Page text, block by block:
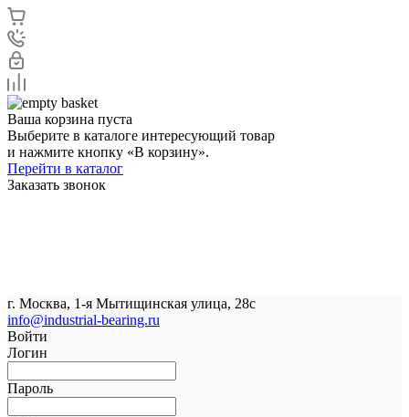
Ваша корзина пуста
Выберите в каталоге интересующий товар
и нажмите кнопку «В корзину».
Перейти в каталог
Заказать звонок
г. Москва, 1-я Мытищинская улица, 28с
info@industrial-bearing.ru
Войти
Логин
Пароль